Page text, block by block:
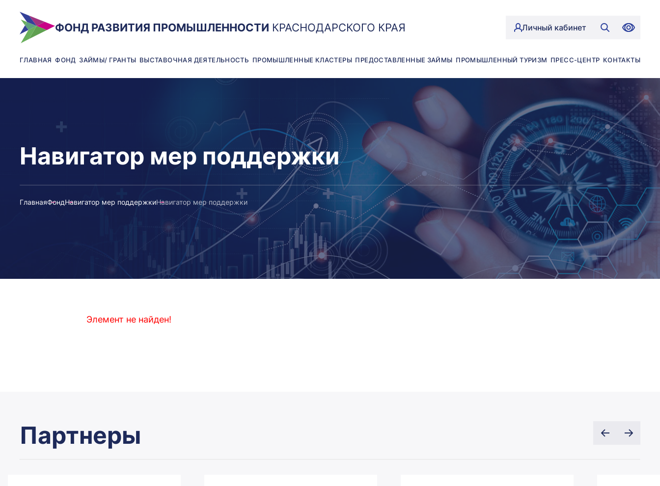
ФОНД РАЗВИТИЯ ПРОМЫШЛЕННОСТИ КРАСНОДАРСКОГО КРАЯ Личный кабинет
ГЛАВНАЯ ФОНД ЗАЙМЫ/ ГРАНТЫ ВЫСТАВОЧНАЯ ДЕЯТЕЛЬНОСТЬ ПРОМЫШЛЕННЫЕ КЛАСТЕРЫ ПРЕДОСТАВЛЕННЫЕ ЗАЙМЫ ПРОМЫШЛЕННЫЙ ТУРИЗМ ПРЕСС-ЦЕНТР КОНТАКТЫ
Навигатор мер поддержки
ГлавнаяФондНавигатор мер поддержкиНавигатор мер поддержки
Элемент не найден!
Партнеры